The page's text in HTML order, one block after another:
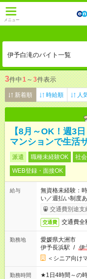
メニュー
伊予白滝のバイト一覧
3件中1 ～ 3件表示
新着順 時給順 人
【8月～OK！週3
マンションで生活
派遣 職種未経験OK 社
WEB登録・面接OK
給与
無資格未経験：
い／週払い制度
完了次第のお支
交通費別途支
交通費 交通費
勤務地
愛媛県大洲市
伊予長浜駅 / 伊
＜シニア向け
勤務時間
★1日4時間～の時短シフトOK ★ス